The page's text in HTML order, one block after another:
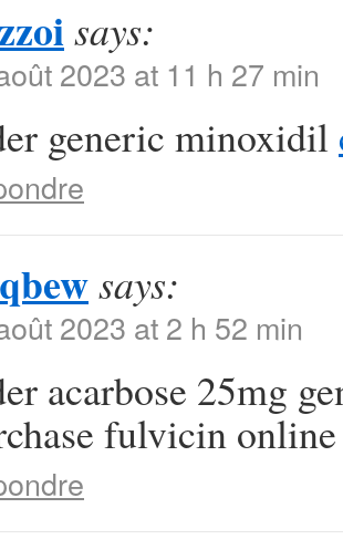
says:
2023 at 11 h 27 min
generic minoxidil
says:
2023 at 2 h 52 min
acarbose 25mg
fulvicin online